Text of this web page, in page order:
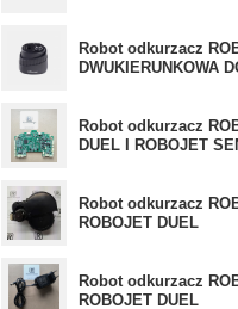
Robot odkurzacz
DWUKIERUNKOWA
Robot odkurzacz
DUEL I ROBOJET
Robot odkurzacz
ROBOJET DUEL
Robot odkurzacz
ROBOJET DUEL